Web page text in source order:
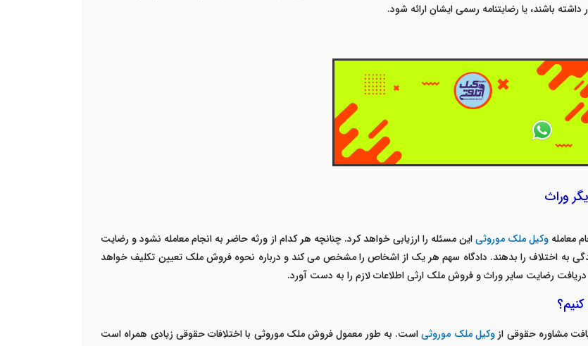
باشند، یا رضایتنامه رسمی ایشان ارائه شود.
وراث
معامله وکیل ملک موروثیاین مسئله را ارزیابی خواهد کرد. چنانچه هر کدام از ورثه حاضر به انجام معامله نشود و رضایت
به اختلاف را بدهند. دادگاه سهم هر یک از اشخاص را مشخص می کند و درباره نحوه فروش ملک تعیین تکلیف خواهد
دریافت رضایت سایر وراث و فروش ملک ارثی اطلاعات لازم را به دست آورد.
مشاوره حقوقی از وکیل ملک موروثیاست. به طور معمول فروش ملک موروثی با اختلافات حقوقی زیادی همراه است